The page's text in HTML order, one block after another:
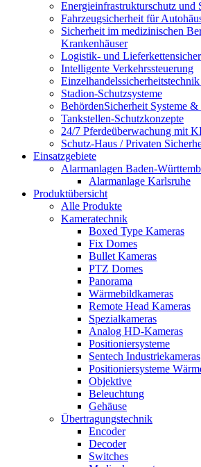
Energieinfrastrukturschutz
Fahrzeugsicherheit für
Sicherheit im medizinischen
Krankenhäuser
Logistik- und
Intelligente Verkehrssteuerung
Stadion-Schutzsysteme
BehördenSicherheit Systeme
Tankstellen-Schutzkonzepte​
24/7 Pferdeüberwachung mit
Schutz-Haus / Privaten
Einsatzgebiete
Alarmanlagen Baden-
Alarmanlage Karlsruhe
Produktübersicht
Alle Produkte
Kameratechnik
Boxed Type Kameras
Fix Domes
Bullet Kameras
PTZ Domes
Panorama
Wärmebildkameras
Remote Head Kameras
Spezialkameras
Analog HD-Kameras
Positioniersysteme
Sentech Industriekameras
Positioniersysteme
Objektive
Beleuchtung
Gehäuse
Übertragungstechnik
Encoder
Decoder
Switches